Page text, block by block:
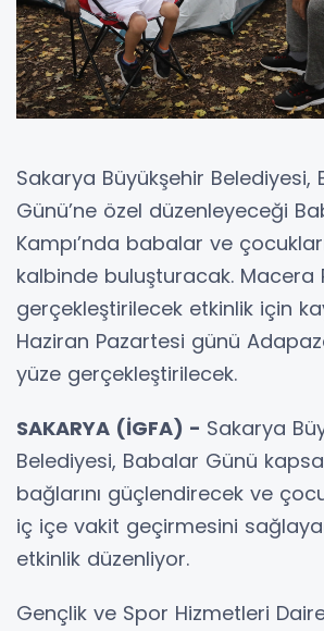
Sakarya Büyükşehir Belediyesi,
Günü’ne özel düzenleyeceği
Kampı’nda babalar ve
kalbinde buluşturacak. Macera
gerçekleştirilecek etkinlik için
Haziran Pazartesi günü
yüze gerçekleştirilecek.
SAKARYA (İGFA) - Sakarya
Belediyesi, Babalar Günü
bağlarını güçlendirecek ve
iç içe vakit geçirmesini
etkinlik düzenliyor.
Gençlik ve Spor Hizmetleri